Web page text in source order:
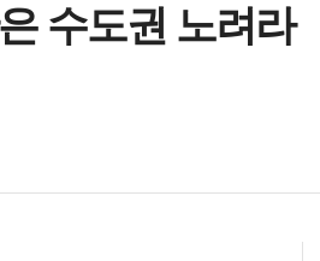
수도권 노려라